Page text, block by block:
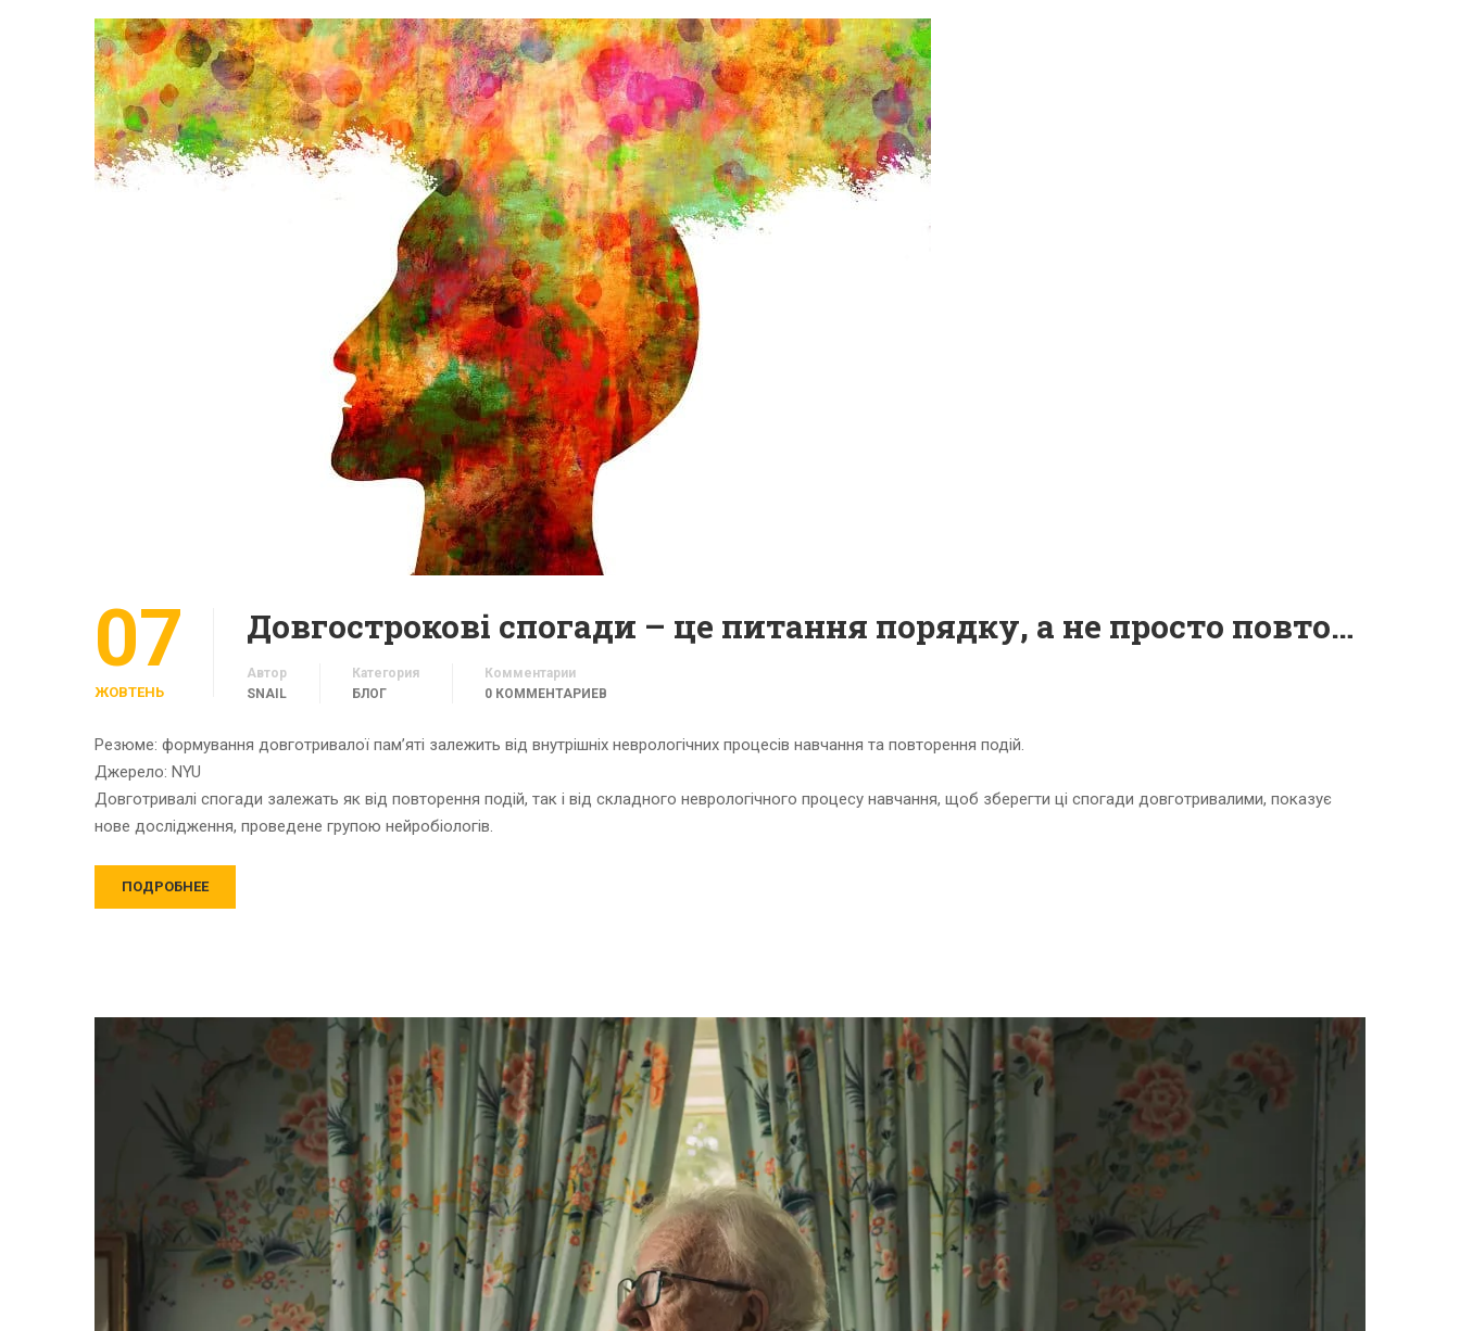
07
ЖОВТЕНЬ
Довгострокові спогади – це питання порядку, а не просто повторення.
Автор
SNAIL
Категория
БЛОГ
Комментарии
0 КОММЕНТАРИЕВ
Резюме: формування довготривалої пам’яті залежить від внутрішніх неврологічних процесів навчання та повторення подій.
Джерело: NYU
Довготривалі спогади залежать як від повторення подій, так і від складного неврологічного процесу навчання, щоб зберегти ці спогади довготривалими, показує
нове дослідження, проведене групою нейробіологів.
ПОДРОБНЕЕ